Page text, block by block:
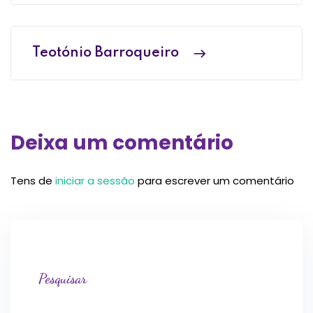
Teotónio Barroqueiro
Deixa um comentário
Tens de iniciar a sessão para escrever um comentário
Pesquisar